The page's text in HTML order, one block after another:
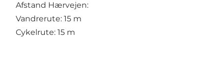
Afstand Hærvejen:
Vandrerute: 15 m
Cykelrute: 15 m